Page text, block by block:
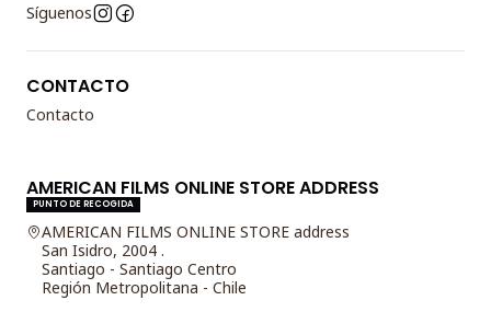
Síguenos
CONTACTO
Contacto
AMERICAN FILMS ONLINE STORE ADDRESS
PUNTO DE RECOGIDA
AMERICAN FILMS ONLINE STORE address
San Isidro, 2004 .
Santiago - Santiago Centro
Región Metropolitana - Chile